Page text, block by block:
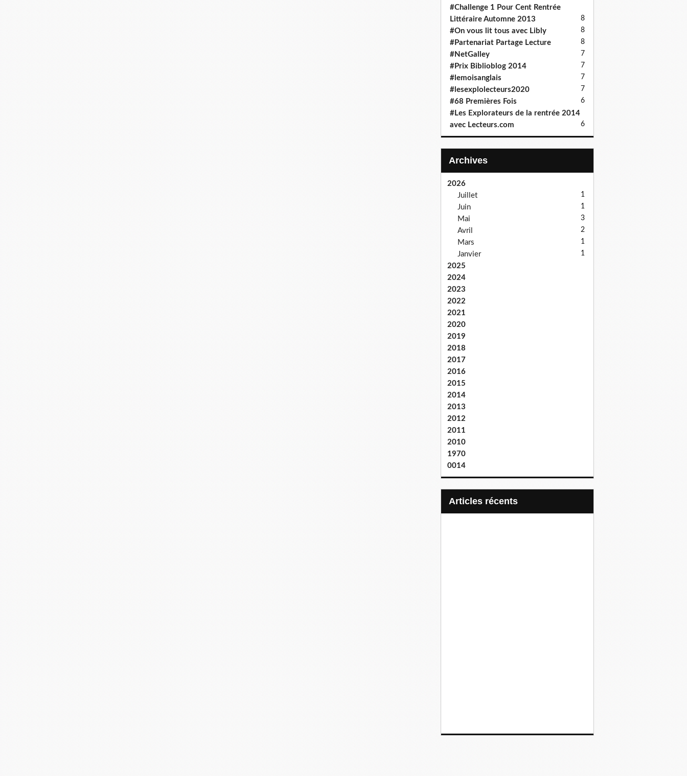
#Challenge 1 Pour Cent Rentrée
Littéraire Automne 2013
8
#On vous lit tous avec Libly 8
#Partenariat Partage Lecture 8
#NetGalley 7
#Prix Biblioblog 2014 7
#lemoisanglais 7
#lesexplolecteurs2020 7
#68 Premières Fois 6
#Les Explorateurs de la rentrée 2014
avec Lecteurs.com
6
Archives
2026
Juillet
1
Juin 1
Mai 3
Avril 2
Mars 1
Janvier 1
2025
2024
2023
2022
2021
2020
2019
2018
2017
2016
2015
2014
2013
2012
2011
2010
1970
0014
articles récents